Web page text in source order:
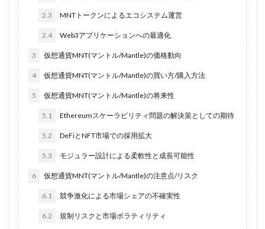
2.3 MNTトークンによるエコシステム運営
2.4 Web3アプリケーションへの最適化
3 仮想通貨MNT(マントル/Mantle)の価格動向
4 仮想通貨MNT(マントル/Mantle)の買い方/購入方法
5 仮想通貨MNT(マントル/Mantle)の将来性
5.1 Ethereumスケーラビリティ問題の解決策としての期待
5.2 DeFiとNFT市場での採用拡大
5.3 モジュラー設計による柔軟性と成長可能性
6 仮想通貨MNT(マントル/Mantle)の注意点/リスク
6.1 競争激化による市場シェアの不確実性
6.2 規制リスクと市場ボラティリティ